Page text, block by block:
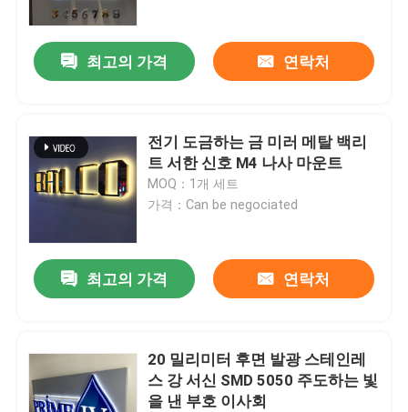
제품
최고의 가격 연락처
전기 도금하는 금 미러 메탈 백리
트 서한 신호 M4 나사 마운트
MOQ：1개 세트
가격：Can be negociated
최고의 가격 연락처
20 밀리미터 후면 발광 스테인레
스 강 서신 SMD 5050 주도하는 빛
을 낸 부호 이사회